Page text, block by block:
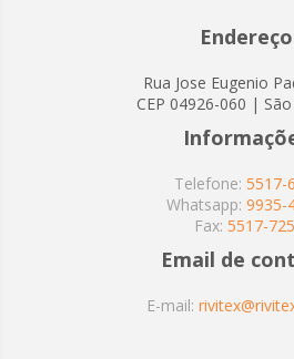
Rua Jose Eugenio
CEP 04926-060 |
Telefone: 5517-
Whatsapp: 9935-
Fax: 5517-
Email de
E-mail: